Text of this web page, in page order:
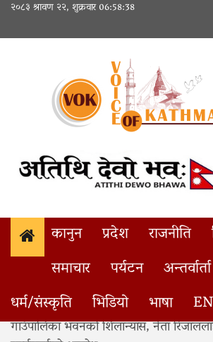
Skip
content
२०८३ श्रावण २२, शुक्रवार06:58:38
कानुन प्रदेश राजनीति
समाचार
पर्यटन अन्तर्वार्ता
धर्म/संस्कृति
भिडियो भाषा
BREAKING 1
राष्ट्र
Home
गाउँपालिका भवनको शिलान्यास, नेता